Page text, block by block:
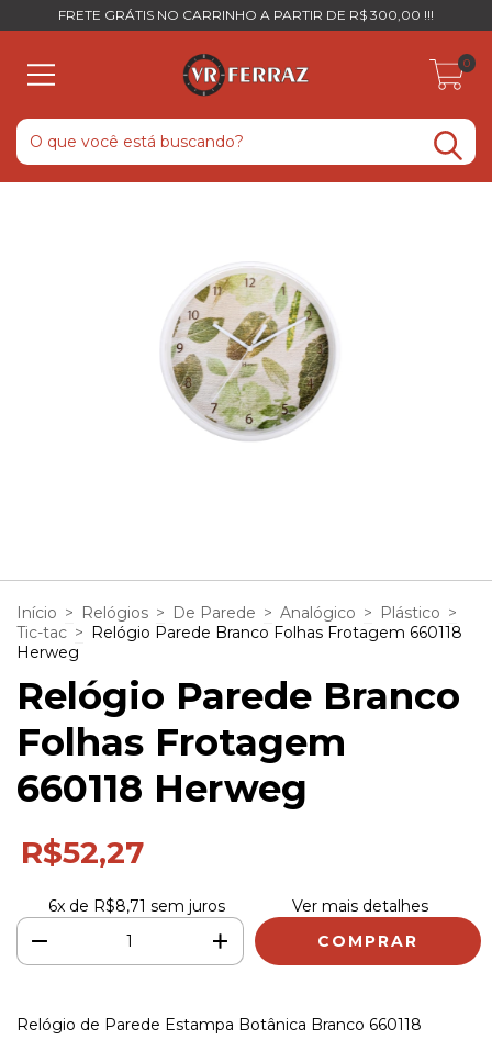
FRETE GRÁTIS NO CARRINHO A PARTIR DE R$ 300,00 !!!
0
Início > Relógios > De Parede > Analógico > Plástico >
Tic-tac > Relógio Parede Branco Folhas Frotagem 660118
Herweg
Relógio Parede Branco
Folhas Frotagem
660118 Herweg
R$52,27
6x de R$8,71 sem juros Ver mais detalhes
Relógio de Parede Estampa Botânica Branco 660118